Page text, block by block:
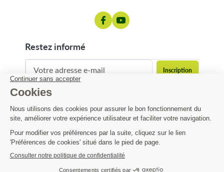
restez informé
contact@matijardin.fr 04 81 120 120
Matijardin